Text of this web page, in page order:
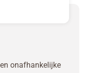
onafhankelijke